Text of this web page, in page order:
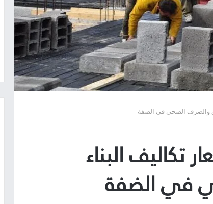
والصرف الصحي في الضفة
تكاليف البناء
في الضفة